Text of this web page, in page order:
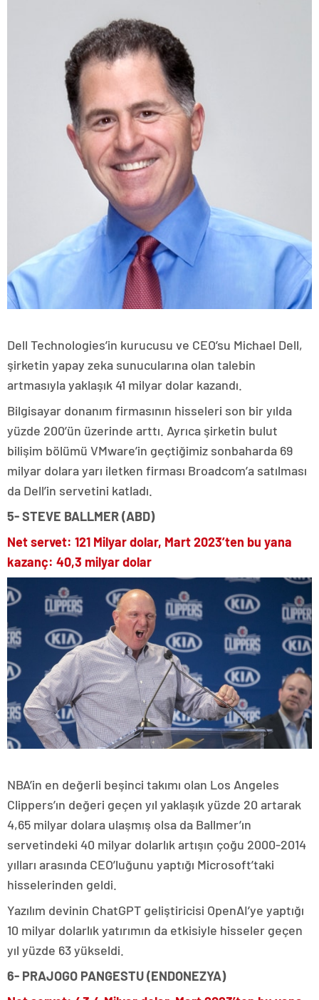
Dell Technologies’in kurucusu ve CEO’su Michael Dell,
şirketin yapay zeka sunucularına olan talebin
artmasıyla yaklaşık 41 milyar dolar kazandı.
Bilgisayar donanım firmasının hisseleri son bir yılda
yüzde 200’ün üzerinde arttı. Ayrıca şirketin bulut
bilişim bölümü VMware’in geçtiğimiz sonbaharda 69
milyar dolara yarı iletken firması Broadcom’a satılması
da Dell’in servetini katladı.
5- STEVE BALLMER (ABD)
Net servet: 121 Milyar dolar, Mart 2023’ten bu yana
kazanç: 40,3 milyar dolar
NBA’in en değerli beşinci takımı olan Los Angeles
Clippers’ın değeri geçen yıl yaklaşık yüzde 20 artarak
4,65 milyar dolara ulaşmış olsa da Ballmer’ın
servetindeki 40 milyar dolarlık artışın çoğu 2000-2014
yılları arasında CEO’luğunu yaptığı Microsoft’taki
hisselerinden geldi.
Yazılım devinin ChatGPT geliştiricisi OpenAI’ye yaptığı
10 milyar dolarlık yatırımın da etkisiyle hisseler geçen
yıl yüzde 63 yükseldi.
6- PRAJOGO PANGESTU (ENDONEZYA)